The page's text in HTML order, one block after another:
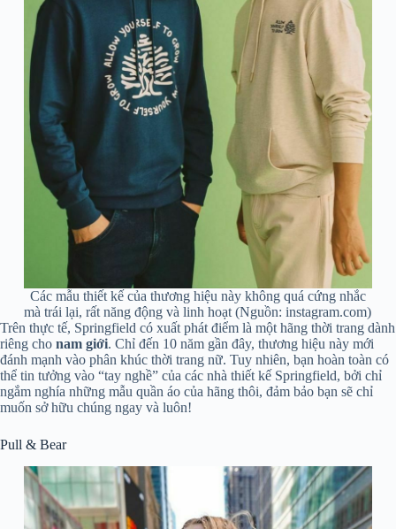
Các mẫu thiết kế của thương hiệu này không quá cứng nhắc
mà trái lại, rất năng động và linh hoạt (Nguồn: instagram.com)
Trên thực tế, Springfield có xuất phát điểm là một hãng thời trang dành
riêng cho nam giới. Chỉ đến 10 năm gần đây, thương hiệu này mới
đánh mạnh vào phân khúc thời trang nữ. Tuy nhiên, bạn hoàn toàn có
thể tin tưởng vào “tay nghề” của các nhà thiết kế Springfield, bởi chỉ
ngắm nghía những mẫu quần áo của hãng thôi, đảm bảo bạn sẽ chỉ
muốn sở hữu chúng ngay và luôn!
Pull & Bear